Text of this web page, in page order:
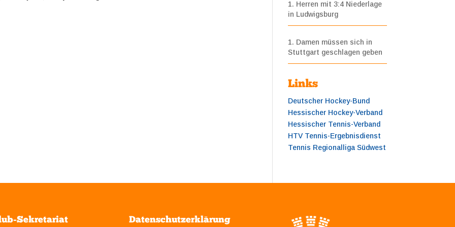
1. Herren mit 3:4 Niederlage
in Ludwigsburg
1. Damen müssen sich in
Stuttgart geschlagen geben
Links
Deutscher Hockey-Bund
Hessischer Hockey-Verband
Hessischer Tennis-Verband
HTV Tennis-Ergebnisdienst
Tennis Regionalliga Südwest
Sekretariat Datenschutzerklärung